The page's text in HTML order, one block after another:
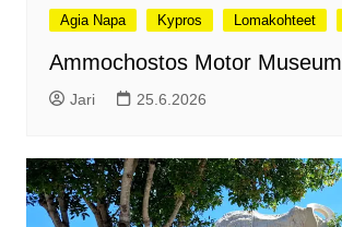
Agia Napa Kypros Lomakohteet
Ammochostos Motor Museum
Jari 25.6.2026